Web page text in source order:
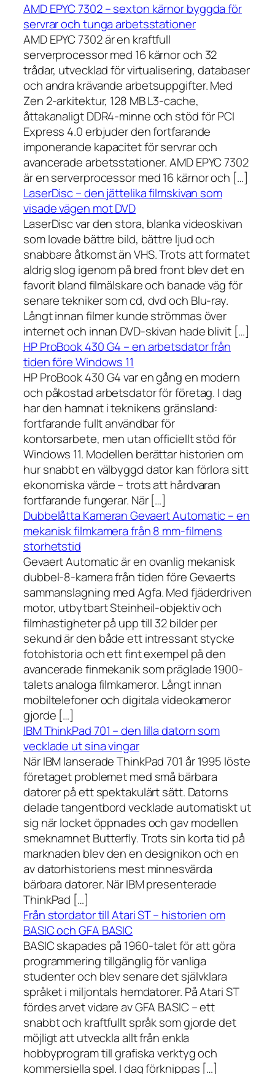
AMD EPYC 7302 – sexton kärnor byggda för
servrar och tunga arbetsstationer
AMD EPYC 7302 är en kraftfull
serverprocessor med 16 kärnor och 32
trådar, utvecklad för virtualisering, databaser
och andra krävande arbetsuppgifter. Med
Zen 2-arkitektur, 128 MB L3-cache,
åttakanaligt DDR4-minne och stöd för PCI
Express 4.0 erbjuder den fortfarande
imponerande kapacitet för servrar och
avancerade arbetsstationer. AMD EPYC 7302
är en serverprocessor med 16 kärnor och […]
LaserDisc – den jättelika filmskivan som
visade vägen mot DVD
LaserDisc var den stora, blanka videoskivan
som lovade bättre bild, bättre ljud och
snabbare åtkomst än VHS. Trots att formatet
aldrig slog igenom på bred front blev det en
favorit bland filmälskare och banade väg för
senare tekniker som cd, dvd och Blu-ray.
Långt innan filmer kunde strömmas över
internet och innan DVD-skivan hade blivit […]
HP ProBook 430 G4 – en arbetsdator från
tiden före Windows 11
HP ProBook 430 G4 var en gång en modern
och påkostad arbetsdator för företag. I dag
har den hamnat i teknikens gränsland:
fortfarande fullt användbar för
kontorsarbete, men utan officiellt stöd för
Windows 11. Modellen berättar historien om
hur snabbt en välbyggd dator kan förlora sitt
ekonomiska värde – trots att hårdvaran
fortfarande fungerar. När […]
Dubbelåtta Kameran Gevaert Automatic – en
mekanisk filmkamera från 8 mm-filmens
storhetstid
Gevaert Automatic är en ovanlig mekanisk
dubbel-8-kamera från tiden före Gevaerts
sammanslagning med Agfa. Med fjäderdriven
motor, utbytbart Steinheil-objektiv och
filmhastigheter på upp till 32 bilder per
sekund är den både ett intressant stycke
fotohistoria och ett fint exempel på den
avancerade finmekanik som präglade 1900-
talets analoga filmkameror. Långt innan
mobiltelefoner och digitala videokameror
gjorde […]
IBM ThinkPad 701 – den lilla datorn som
vecklade ut sina vingar
När IBM lanserade ThinkPad 701 år 1995 löste
företaget problemet med små bärbara
datorer på ett spektakulärt sätt. Datorns
delade tangentbord vecklade automatiskt ut
sig när locket öppnades och gav modellen
smeknamnet Butterfly. Trots sin korta tid på
marknaden blev den en designikon och en
av datorhistoriens mest minnesvärda
bärbara datorer. När IBM presenterade
ThinkPad […]
Från stordator till Atari ST – historien om
BASIC och GFA BASIC
BASIC skapades på 1960-talet för att göra
programmering tillgänglig för vanliga
studenter och blev senare det självklara
språket i miljontals hemdatorer. På Atari ST
fördes arvet vidare av GFA BASIC – ett
snabbt och kraftfullt språk som gjorde det
möjligt att utveckla allt från enkla
hobbyprogram till grafiska verktyg och
kommersiella spel. I dag förknippas […]